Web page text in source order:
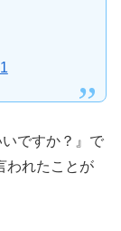
ですか？』で
われたことが